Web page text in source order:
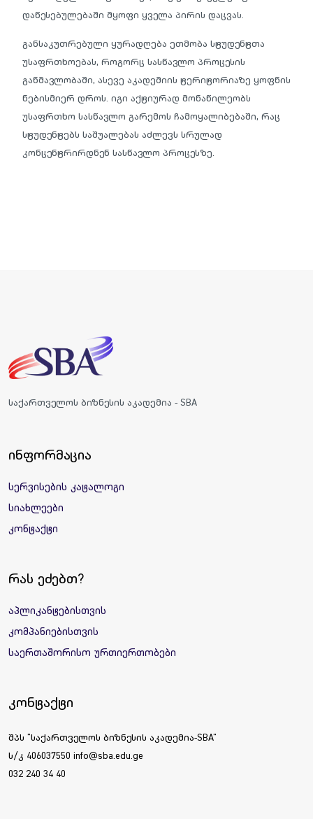
დაწესებულებაში მყოფი ყველა პირის დაცვას.
განსაკუთრებული ყურადღება ეთმობა სტუდენტთა
უსაფრთხოებას, როგორც სასწავლო პროცესის
განმავლობაში, ასევე აკადემიის ტერიტორიაზე ყოფნის
ნებისმიერ დროს. იგი აქტიურად მონაწილეობს
უსაფრთხო სასწავლო გარემოს ჩამოყალიბებაში, რაც
სტუდენტებს საშუალებას აძლევს სრულად
კონცენტრირდნენ სასწავლო პროცესზე.
საქართველოს ბიზნესის აკადემია - SBA
ინფორმაცია
სერვისების კატალოგი
სიახლეები
კონტაქტი
რას ეძებთ?
აპლიკანტებისთვის
კომპანიებისთვის
საერთაშორისო ურთიერთობები
კონტაქტი
შპს "საქართველოს ბიზნესის აკადემია-SBA"
ს/კ 406037550 info@sba.edu.ge
032 240 34 40